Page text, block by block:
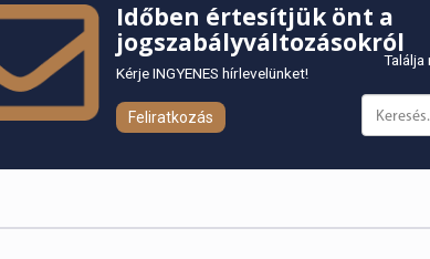
Időben értesítjük önt a
jogszabályváltozásokról
Kérje INGYENES hírlevelünket!
Feliratkozás
Találja